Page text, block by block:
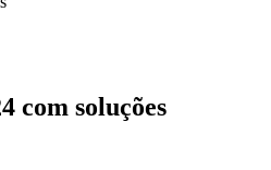
com soluções